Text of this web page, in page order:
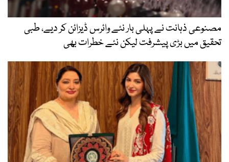
مصنوعی ذہانت نے پہلی بار نئے وائرس ڈیزائن کر دیے، طبی
تحقیق میں بڑی پیشرفت لیکن نئے خطرات بھی